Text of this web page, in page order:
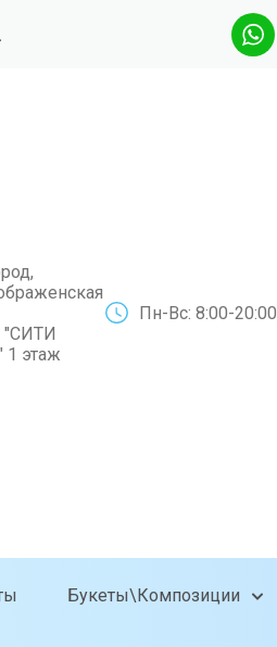
"СИТИ
этаж
Пн-Вс: 8:00-20:00
Букеты\Композиции